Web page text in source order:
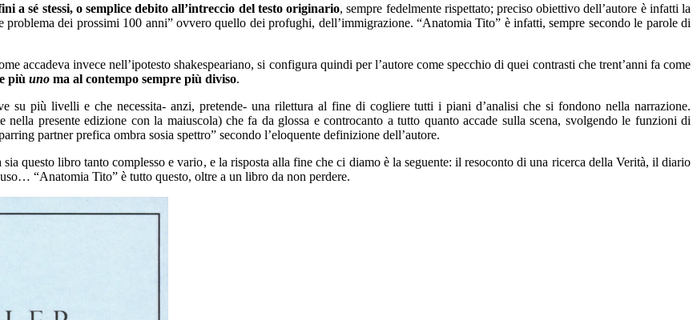
a sé stessi, o semplice debito all’intreccio del testooriginario, sempre fedelmente rispettato; preciso obiettivo dell’autore è infatti la
problema dei prossimi 100 anni” ovvero quello dei profughi, dell’immigrazione. “Anatomia Tito” è infatti, sempre secondo le parole di
accadeva invece nell’ipotesto shakespeariano,si configura quindi per l’autore come specchio di quei contrasti che trent’anni fa come
più uno ma al contempo sempre più diviso.
su più livelli e che necessita- anzi, pretende- una rilettura al fine di cogliere tutti i piani d’analisi che si fondono nella narrazione.
nella presenteedizione con la maiuscola)chefa da glossa e controcanto a tutto quanto accade sulla scena, svolgendo le funzioni di
partner prefica ombra sosia spettro” secondo l’eloquente definizione dell’autore.
sia questo librotanto complesso e vario, e la risposta alla fineche ci diamo è la seguente: il resoconto di una ricerca della Verità, il diario
“Anatomia Tito” è tutto questo, oltre a un libro da non perdere.